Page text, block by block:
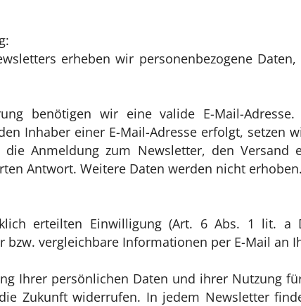
erheben wir personenbezogene
benötigen wir eine valide E-Mail-
Inhaber einer E-Mail-Adresse erfolgt, setzen
Anmeldung zum Newsletter, den Versand
Antwort. Weitere Daten werden nicht erhoben.
erteilten Einwilligung (Art. 6 Abs. 1 lit. a
vergleichbare Informationen per E-Mail an
Ihrer persönlichen Daten und ihrer Nutzung
Zukunft widerrufen. In jedem Newsletter